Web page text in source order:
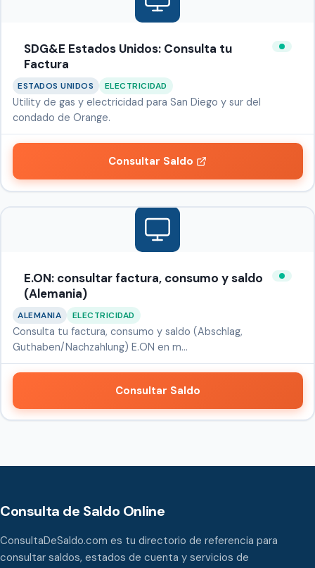
SDG&E Estados Unidos: Consulta tu
Factura
ESTADOS UNIDOS ELECTRICIDAD
Utility de gas y electricidad para San Diego y sur del
condado de Orange.
Consultar Saldo
E.ON: consultar factura, consumo y saldo
(Alemania)
ALEMANIA ELECTRICIDAD
Consulta tu factura, consumo y saldo (Abschlag,
Guthaben/Nachzahlung) E.ON en m…
Consultar Saldo
Consulta de Saldo Online
ConsultaDeSaldo.com es tu directorio de referencia para
consultar saldos, estados de cuenta y servicios de